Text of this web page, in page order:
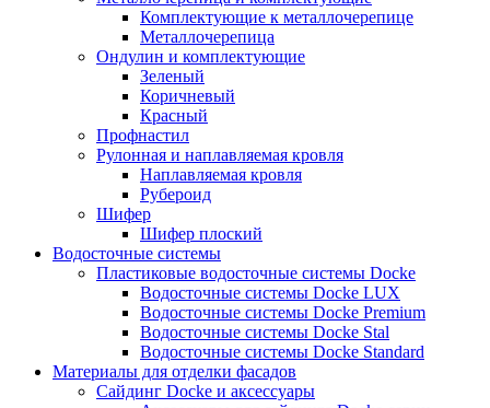
Комплектующие к металлочерепице
Металлочерепица
Ондулин и комплектующие
Зеленый
Коричневый
Красный
Профнастил
Рулонная и наплавляемая кровля
Наплавляемая кровля
Рубероид
Шифер
Шифер плоский
Водосточные системы
Пластиковые водосточные системы Docke
Водосточные системы Docke LUX
Водосточные системы Docke Premium
Водосточные системы Docke Stal
Водосточные системы Docke Standard
Материалы для отделки фасадов
Сайдинг Docke и аксессуары